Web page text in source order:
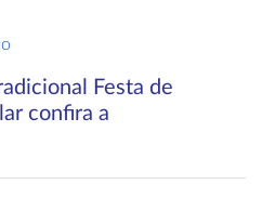
Festa de
confira a